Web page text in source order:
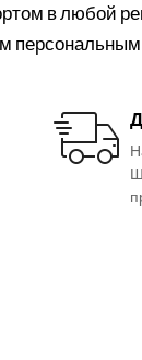
в любой